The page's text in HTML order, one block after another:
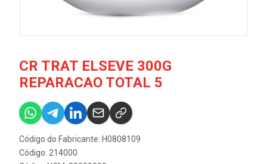
CR TRAT ELSEVE 300G
REPARACAO TOTAL 5
Código do Fabricante: H0808109
Código: 214000